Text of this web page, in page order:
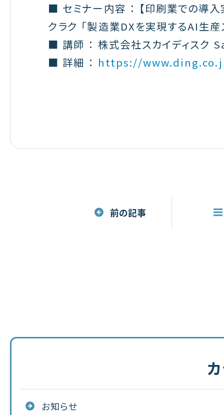
■ セミナー内容 ： 【印刷業での導
クラク 「製造業DXを実現するAI生産
■ 講師 ： 株式会社スカイディスク
■ 詳細 ： https://
前の記事
お知らせ